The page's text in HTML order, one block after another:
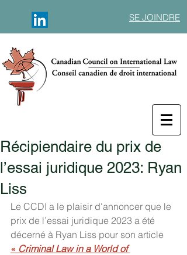
SE JOINDRE
Récipiendaire du prix de
l’essai juridique 2023: Ryan
Liss
Le CCDI a le plaisir d'annoncer que le
prix de l’essai juridique 2023 a été
décerné à Ryan Liss pour son article
« Criminal Law in a World of